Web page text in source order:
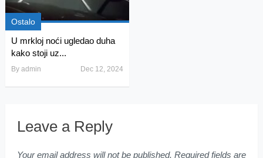
Ostalo
U mrkloj noći ugledao duha
kako stoji uz...
By admin Dec 12, 2024
Leave a Reply
Your email address will not be published. Required fields are